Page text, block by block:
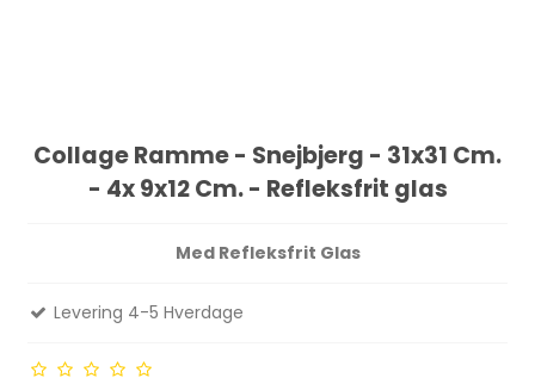
Collage Ramme - Snejbjerg - 31x31 Cm.
- 4x 9x12 Cm. - Refleksfrit glas
Med Refleksfrit Glas
Levering 4-5 Hverdage